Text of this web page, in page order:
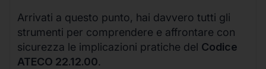
Arrivati a questo punto, hai davvero tutti gli
strumenti per comprendere e affrontare con
sicurezza le implicazioni pratiche del Codice
ATECO 22.12.00.